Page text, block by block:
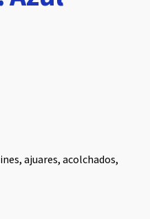
ajuares, acolchados,